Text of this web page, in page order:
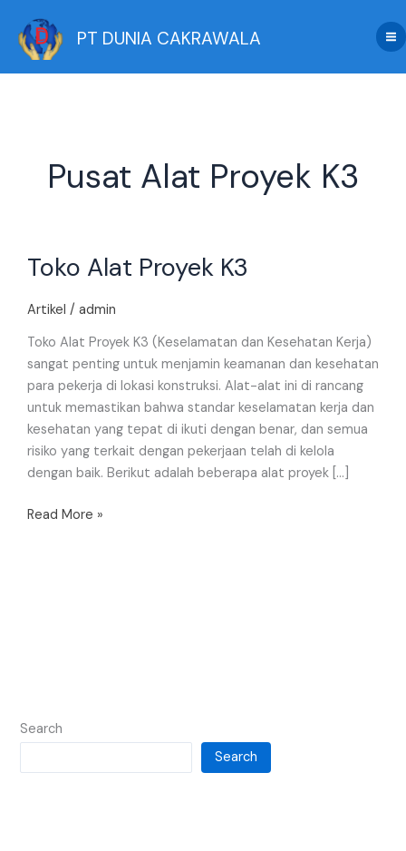
content
PT DUNIA CAKRAWALA
Pusat Alat Proyek K3
Toko Alat Proyek K3
Artikel / admin
Toko Alat Proyek K3 (Keselamatan dan Kesehatan Kerja)
sangat penting untuk menjamin keamanan dan kesehatan
para pekerja di lokasi konstruksi. Alat-alat ini di rancang
untuk memastikan bahwa standar keselamatan kerja dan
kesehatan yang tepat di ikuti dengan benar, dan semua
risiko yang terkait dengan pekerjaan telah di kelola
dengan baik. Berikut adalah beberapa alat proyek […]
Alat
K3
Read More »
Search
Search